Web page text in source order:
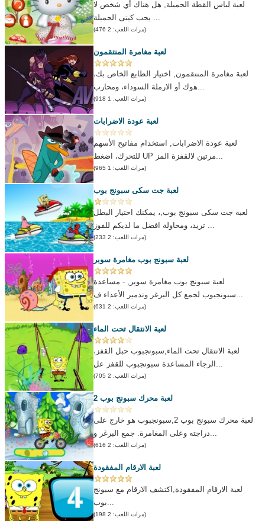
لعبة لباس القطة الجميلة, هل هناك أي شخص لا
(مرات اللعب: 2 476)
لعبة مغامرة المنتقمون
لعبة مغامرة المنتقمون, اختيار الطابع الخاص بك،
(مرات اللعب: 1 918)
لعبة عودة الاضرابات
لعبة عودة الاضرابات, استخدام مفاتيح الأسهم
(مرات اللعب: 1 965)
لعبة جت سكى سبونج بوب
لعبة جت سكى سبونج بوب,، يمكنك اختيار البطل
(مرات اللعب: 2 233)
لعبة سبونج بوب مغامرة سوبر
لعبة سبونج بوب مغامرة سوبر, - مساعدة
(مرات اللعب: 2 631)
لعبة الانتقال تحت الماء
لعبة الانتقال تحت الماء,سبونجبوب حبل القفز،
(مرات اللعب: 2 705)
لعبة محرك سبونج بوب 2
لعبة محرك سبونج بوب 2,سبونجبوب هو خارج على
(مرات اللعب: 2 616)
لعبة الارقام المفقودة
لعبة الارقام المفقودة,اكتشف الارقام مع سبونج
(مرات اللعب: 2 198)